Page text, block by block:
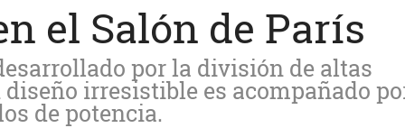
el Salón de París
por la división de altas
irresistible es acompañado
de potencia.